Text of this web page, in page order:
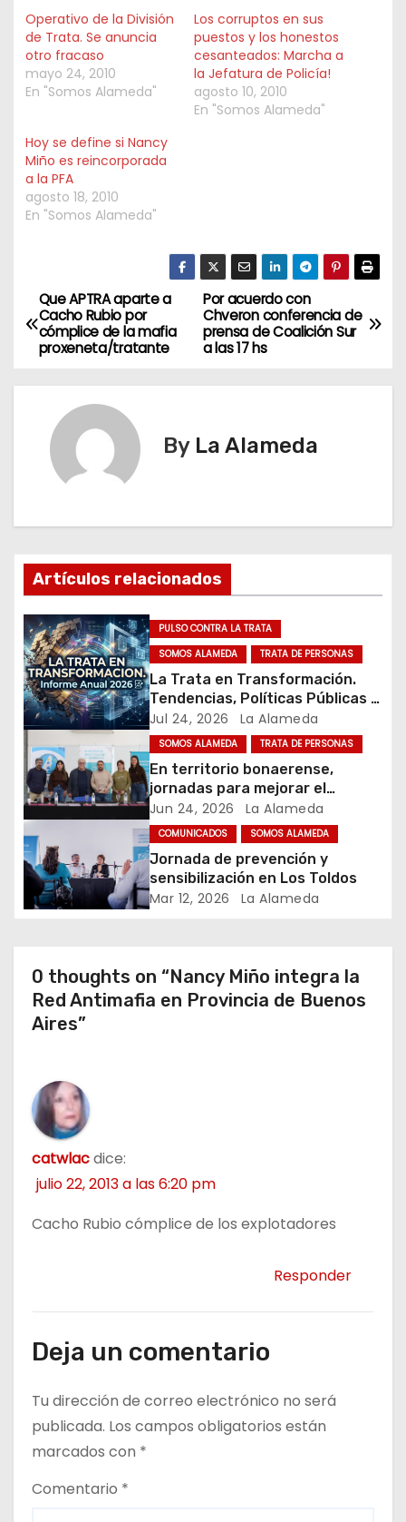
Operativo de la División
de Trata. Se anuncia
otro fracaso
mayo 24, 2010
En "Somos Alameda"
Los corruptos en sus
puestos y los honestos
cesanteados: Marcha a
la Jefatura de Policía!
agosto 10, 2010
En "Somos Alameda"
Hoy se define si Nancy
Miño es reincorporada
a la PFA
agosto 18, 2010
En "Somos Alameda"
N
a
v
ó
n
d
e
e
n
t
r
a
a
s
Por acuerdo con
Chveron conferencia de
prensa de Coalición Sur
a las 17 hs
Que APTRA aparte a
Cacho Rubio por
cómplice de la mafia
proxeneta/tratante
By La Alameda
Artículos relacionados
PULSO CONTRA LA TRATA
SOMOS ALAMEDA
TRATA DE PERSONAS
La Trata en Transformación.
Tendencias, Políticas Públicas y
Nuevos Desafíos. Argentina y el
Mundo – Julio 2026
Jul 24, 2026 La Alameda
SOMOS ALAMEDA TRATA DE PERSONAS
En territorio bonaerense,
jornadas para mejorar el
cuidado en comunidad
Jun 24, 2026 La Alameda
COMUNICADOS SOMOS ALAMEDA
Jornada de prevención y
sensibilización en Los Toldos
Mar 12, 2026 La Alameda
0 thoughts on “Nancy Miño integra la
Red Antimafia en Provincia de Buenos
Aires”
catwlacdice:
julio 22, 2013 a las 6:20 pm
Cacho Rubio cómplice de los explotadores
Responder
Deja un comentario
Tu dirección de correo electrónico no será
publicada. Los campos obligatorios están
marcados con *
Comentario *